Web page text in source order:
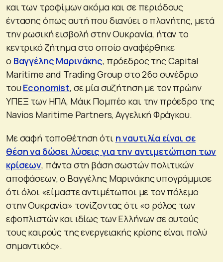
και των τροφίμων ακόμα και σε περιόδους
έντασης όπως αυτή που διανύει ο πλανήτης, μετά
την ρωσική εισβολή στην Ουκρανία, ήταν το
κεντρικό ζήτημα στο οποίο αναφέρθηκε
ο Βαγγέλης Μαρινάκης, πρόεδρος της Capital
Maritime and Trading Group στο 26ο συνέδριο
τουEconomist, σε μία συζήτηση με τον πρώην
ΥΠΕΞ των ΗΠΑ, Μάικ Πομπέο και την πρόεδρο της
Navios Maritime Partners, Αγγελική Φράγκου.
Με σαφή τοποθέτηση ότι η ναυτιλία είναι σε
θέση να δώσει λύσεις για την αντιμετώπιση των
κρίσεων, πάντα στη βάση σωστών πολιτικών
αποφάσεων, ο Βαγγέλης Μαρινάκης υπογράμμισε
ότι όλοι «είμαστε αντιμέτωποι με τον πόλεμο
στην Ουκρανία» τονίζοντας ότι «ο ρόλος των
εφοπλιστών και ιδίως των Ελλήνων σε αυτούς
τους καιρούς της ενεργειακής κρίσης είναι πολύ
σημαντικός».